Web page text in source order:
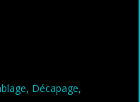
Décapage,